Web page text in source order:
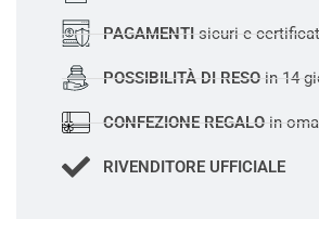
PAGAMENTI sicuri e
POSSIBILITÀ DI RESO in 14
CONFEZIONE REGALOin
RIVENDITORE UFFICIALE